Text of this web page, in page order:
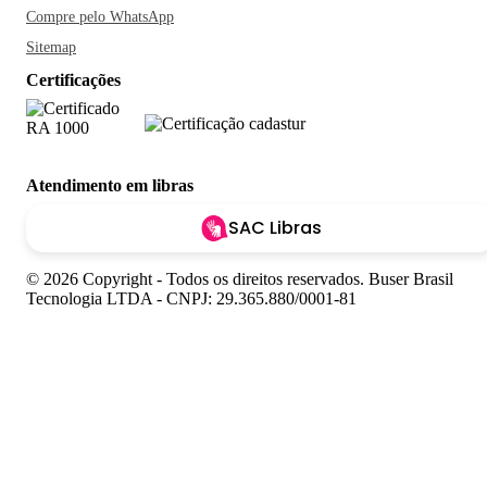
Compre pelo WhatsApp
Sitemap
Certificações
Atendimento em libras
SAC Libras
© 2026 Copyright - Todos os direitos reservados. Buser Brasil
Tecnologia LTDA - CNPJ: 29.365.880/0001-81